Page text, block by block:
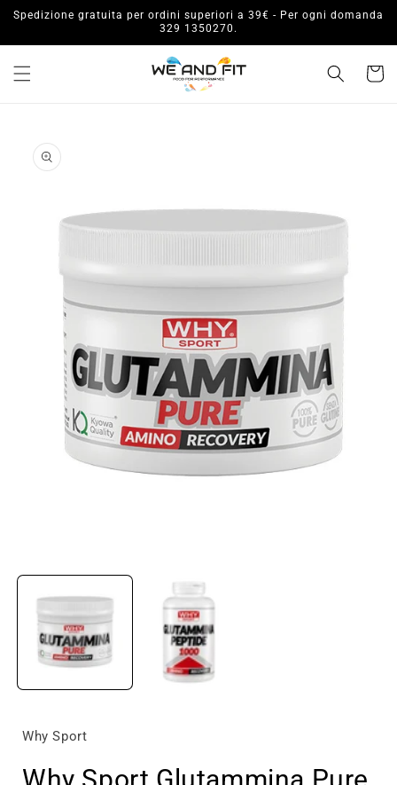
direttamente
Spedizione gratuita per ordini superiori a 39€ - Per ogni domanda
329 1350270.
Carrello
informazioni
sul prodotto
contenuti
finestra
modale
Why Sport